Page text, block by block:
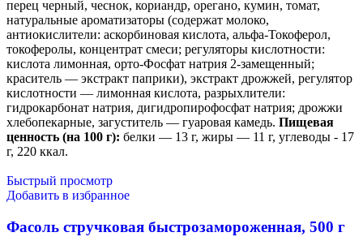
перец черный, чеснок, кориандр, орегано, кумин, томат,
натуральные ароматизаторы (содержат молоко,
антиокислители: аскорбиновая кислота, альфа-Токоферол,
токоферолы, концентрат смеси; регуляторы кислотности:
кислота лимонная, орто-Фосфат натрия 2-замещенный;
краситель — экстракт паприки), экстракт дрожжей, регулятор
кислотности — лимонная кислота, разрыхлители:
гидрокарбонат натрия, дигидропирофосфат натрия; дрожжи
хлебопекарные, загуститель — гуаровая камедь. Пищевая
ценность (на 100 г): белки — 13 г, жиры — 11 г, углеводы - 17
г, 220 ккал.
Быстрый просмотр
Добавить в избранное
Фасоль стручковая быстрозамороженная, 500 г